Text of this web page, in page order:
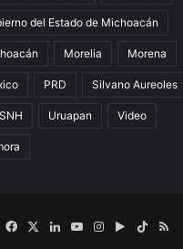
del Estado de Michoacán
Morelia Morena
PRD Silvano Aureoles
Uruapan Video
Facebook
X LinkedInYouTubeInstagram
Google
TikTokRSS